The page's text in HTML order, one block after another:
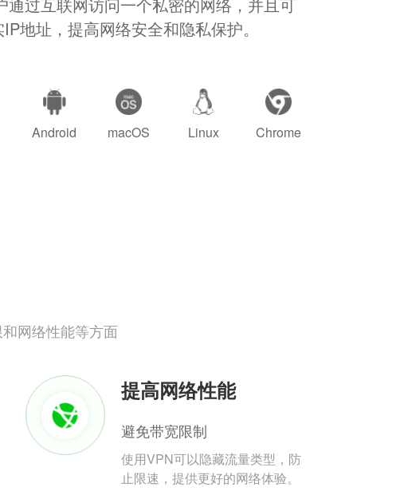
地址，提高网络安全和隐私保护。
Android macOS Linux Chrome
网络性能等方面
提高网络性能
避免带宽限制
使用VPN可以隐藏流量类型，防
止限速，提供更好的网络体验。